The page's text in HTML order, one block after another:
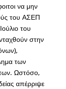
να μην
του ΑΣΕΠ
του
στην
των
Ωστόσο,
απέρριψε